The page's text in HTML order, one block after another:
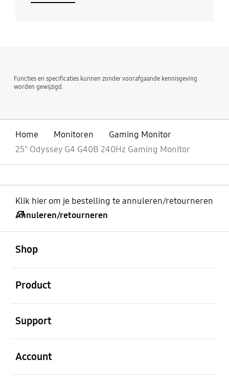
Functies en specificaties kunnen zonder voorafgaande kennisgeving
worden gewijzigd.
Home Monitoren
Gaming Monitor
25" Odyssey G4 G40B 240Hz Gaming Monitor
Klik hier om je bestelling te annuleren/retourneren
Annuleren/retourneren
Shop
Product
Support
Account